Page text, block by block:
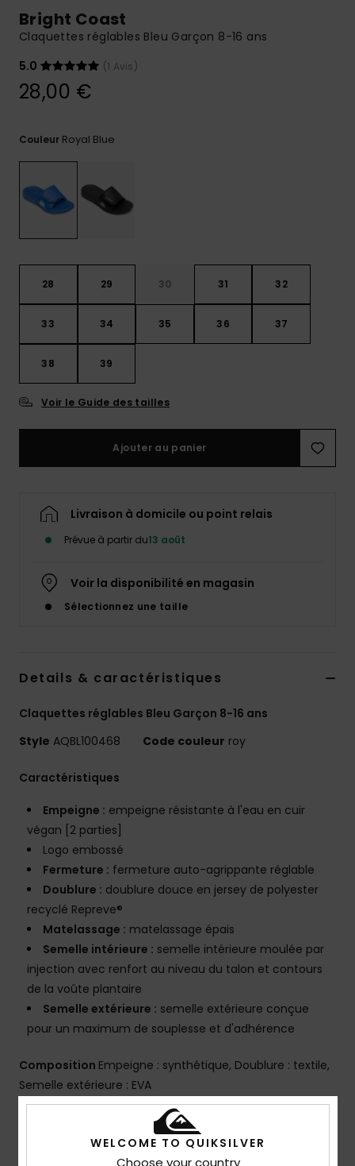
plus rapide
à votre
Démarrer
les plus
fréquentes
et notre
contact.
Consulter
la FAQ
Bright Coast
Claquettes réglables Bleu Garçon 8-16 ans
5.0
(1 Avis)
28,00 €
Couleur Royal Blue
28 29 30 31 32
33 34 35 36 37
38 39
Voir le Guide des tailles
Ajouter au panier
Livraison à domicile ou point relais
Prévue à partir du13 août
Voir la disponibilité en magasin
Sélectionnez une taille
Details & caractéristiques
Claquettes réglables Bleu Garçon 8-16 ans
Style AQBL100468 Code couleur roy
Caractéristiques
Empeigne : empeigne résistante à l'eau en cuir
végan [2 parties]
Logo embossé
Fermeture : fermeture auto-agrippante réglable
Doublure : doublure douce en jersey de polyester
recyclé Repreve®
Matelassage : matelassage épais
Semelle intérieure : semelle intérieure moulée par
injection avec renfort au niveau du talon et contours
de la voûte plantaire
Semelle extérieure : semelle extérieure conçue
pour un maximum de souplesse et d'adhérence
Composition Empeigne : synthétique, Doublure : textile,
Semelle extérieure : EVA
Traçabilité du produit (Loi Agec)
WELCOME TO QUIKSILVER
Choose your country